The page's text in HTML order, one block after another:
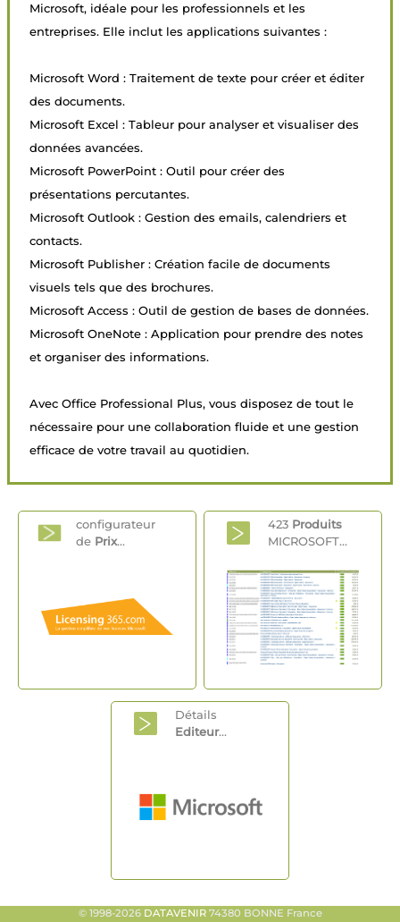
Microsoft, idéale pour les professionnels et les
entreprises. Elle inclut les applications suivantes :
Microsoft Word : Traitement de texte pour créer et éditer
des documents.
Microsoft Excel : Tableur pour analyser et visualiser des
données avancées.
Microsoft PowerPoint : Outil pour créer des
présentations percutantes.
Microsoft Outlook : Gestion des emails, calendriers et
contacts.
Microsoft Publisher : Création facile de documents
visuels tels que des brochures.
Microsoft Access : Outil de gestion de bases de données.
Microsoft OneNote : Application pour prendre des notes
et organiser des informations.
Avec Office Professional Plus, vous disposez de tout le
nécessaire pour une collaboration fluide et une gestion
efficace de votre travail au quotidien.
configurateur
de Prix...
423 Produits
MICROSOFT...
Détails
Editeur...
© 1998-2026 DATAVENIR74380 BONNE France